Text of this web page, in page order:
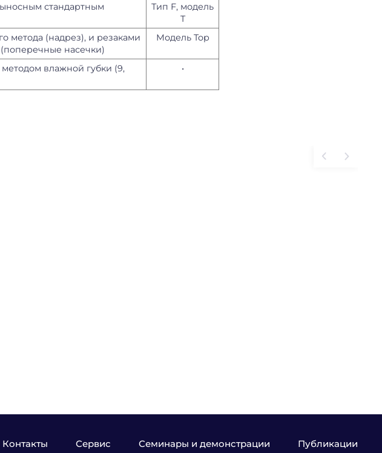
стандартным
Тип F, модель
T
метода (надрез), и резаками
насечки)
Модель Top
влажной губки (9,
•
Контакты Сервис Семинары и демонстрации Публикации